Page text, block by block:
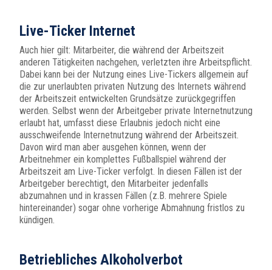
Live-Ticker Internet
Auch hier gilt: Mitarbeiter, die während der Arbeitszeit
anderen Tätigkeiten nachgehen, verletzten ihre Arbeitspflicht.
Dabei kann bei der Nutzung eines Live-Tickers allgemein auf
die zur unerlaubten privaten Nutzung des Internets während
der Arbeitszeit entwickelten Grundsätze zurückgegriffen
werden. Selbst wenn der Arbeitgeber private Internetnutzung
erlaubt hat, umfasst diese Erlaubnis jedoch nicht eine
ausschweifende Internetnutzung während der Arbeitszeit.
Davon wird man aber ausgehen können, wenn der
Arbeitnehmer ein komplettes Fußballspiel während der
Arbeitszeit am Live-Ticker verfolgt. In diesen Fällen ist der
Arbeitgeber berechtigt, den Mitarbeiter jedenfalls
abzumahnen und in krassen Fällen (z.B. mehrere Spiele
hintereinander) sogar ohne vorherige Abmahnung fristlos zu
kündigen.
Betriebliches Alkoholverbot